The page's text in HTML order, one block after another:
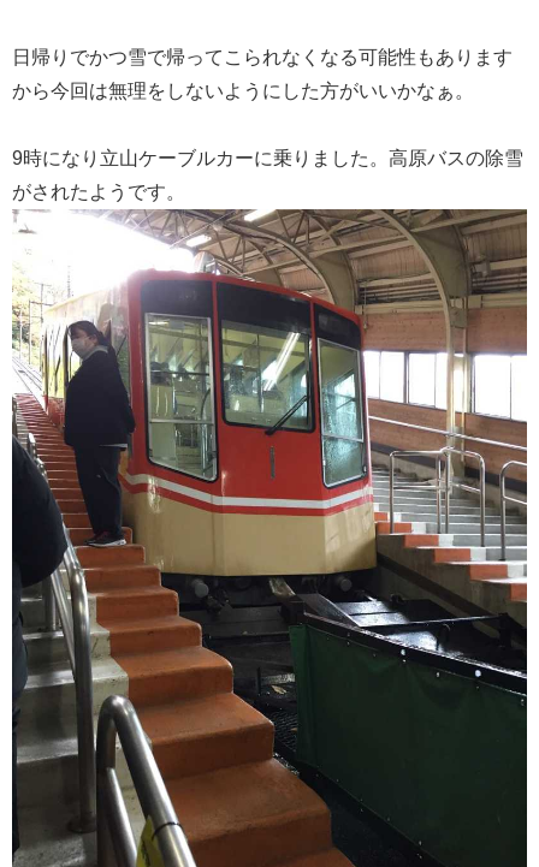
日帰りでかつ雪で帰ってこられなくなる可能性もあります
から今回は無理をしないようにした方がいいかなぁ。
9時になり立山ケーブルカーに乗りました。高原バスの除雪
がされたようです。